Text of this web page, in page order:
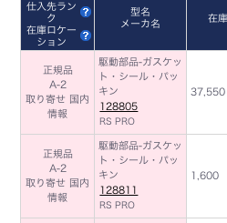
仕入先ラン
ク
在庫ロケー
ション
型名
メーカ名
在
正規品
A-2
取り寄せ 国内
情報
駆動部品-ガスケッ
ト・シール・パッ
キン
128805
RS PRO
37,550
正規品
A-2
取り寄せ 国内
情報
駆動部品-ガスケッ
ト・シール・パッ
キン
128811
RS PRO
1,600